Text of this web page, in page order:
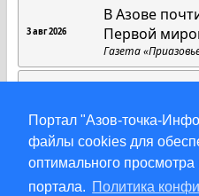
Портал "Азов-точка-
файлы cookies для
оптимального
портала. Политика
3 авг 2026
В Азове
Первой
Газета
Матрица